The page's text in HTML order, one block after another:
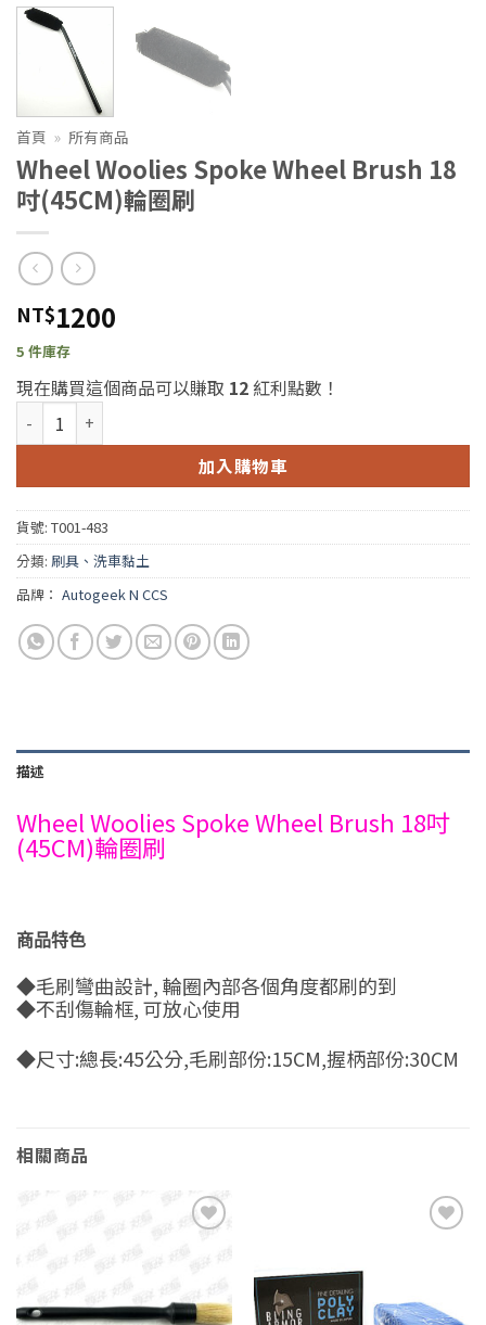
首頁 » 所有商品
Wheel Woolies Spoke Wheel Brush 18
吋(45CM)輪圈刷
NT$1200
5 件庫存
現在購買這個商品可以賺取 12紅利點數！
Wheel Woolies Spoke Wheel Brush 18吋(45CM)輪圈刷 數量
加入購物車
貨號: T001-483
分類: 刷具、洗車黏土
品牌： Autogeek N CCS
描述
Wheel Woolies Spoke Wheel Brush 18吋
(45CM)輪圈刷
商品特色
◆毛刷彎曲設計, 輪圈內部各個角度都刷的到
◆不刮傷輪框, 可放心使用
◆尺寸:總長:45公分,毛刷部份:15CM,握柄部份:30CM
相關商品